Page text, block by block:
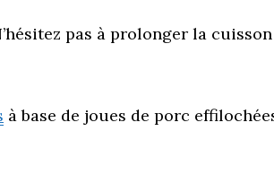
pas à prolonger la
à base de joues de porc